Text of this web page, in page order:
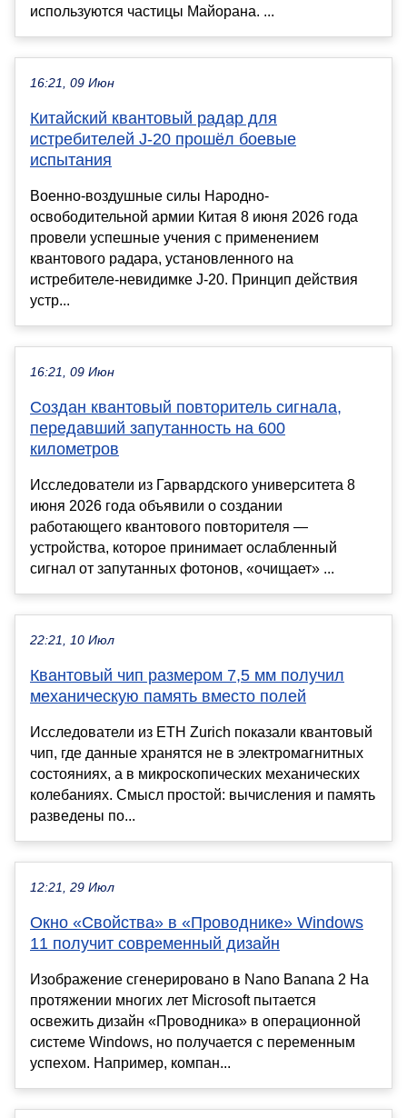
используются частицы Майорана. ...
16:21, 09 Июн
Китайский квантовый радар для
истребителей J-20 прошёл боевые
испытания
Военно-воздушные силы Народно-
освободительной армии Китая 8 июня 2026 года
провели успешные учения с применением
квантового радара, установленного на
истребителе-невидимке J-20. Принцип действия
устр...
16:21, 09 Июн
Создан квантовый повторитель сигнала,
передавший запутанность на 600
километров
Исследователи из Гарвардского университета 8
июня 2026 года объявили о создании
работающего квантового повторителя —
устройства, которое принимает ослабленный
сигнал от запутанных фотонов, «очищает» ...
22:21, 10 Июл
Квантовый чип размером 7,5 мм получил
механическую память вместо полей
Исследователи из ETH Zurich показали квантовый
чип, где данные хранятся не в электромагнитных
состояниях, а в микроскопических механических
колебаниях. Смысл простой: вычисления и память
разведены по...
12:21, 29 Июл
Окно «Свойства» в «Проводнике» Windows
11 получит современный дизайн
Изображение сгенерировано в Nano Banana 2 На
протяжении многих лет Microsoft пытается
освежить дизайн «Проводника» в операционной
системе Windows, но получается с переменным
успехом. Например, компан...